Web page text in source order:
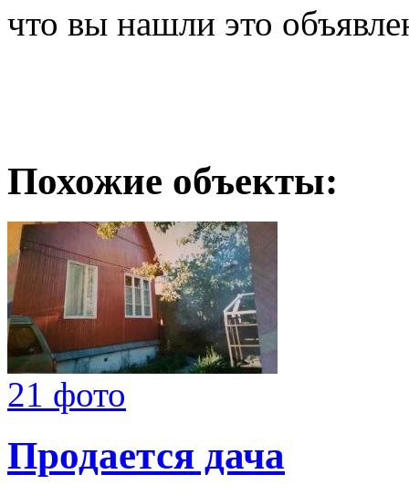
что вы нашли это
Похожие объекты:
21 фото
Продается дача